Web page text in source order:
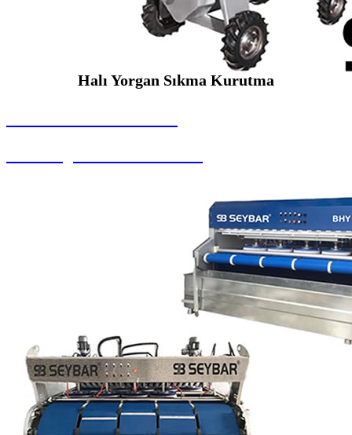
Halı Yorgan Sıkma Kurutma